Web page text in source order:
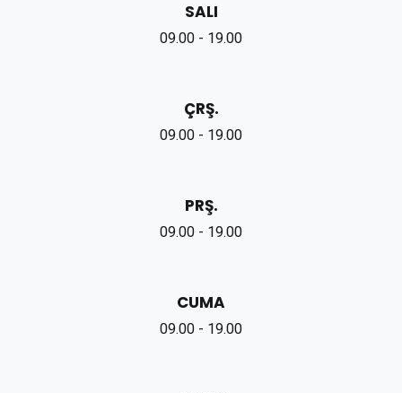
SALI
09.00 - 19.00
ÇRŞ.
09.00 - 19.00
PRŞ.
09.00 - 19.00
CUMA
09.00 - 19.00